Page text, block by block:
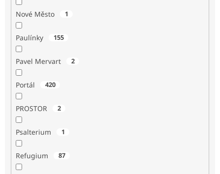
Nové Město 1
Paulínky 155
Pavel Mervart 2
Portál 420
PROSTOR 2
Psalterium 1
Refugium 87